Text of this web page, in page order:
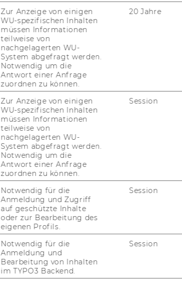
Zur Anzeige von einigen
WU-spezifischen Inhalten
müssen Informationen
teilweise von
nachgelagerten WU-
System abgefragt werden.
Notwendig um die
Antwort einer Anfrage
zuordnen zu können.
20 Jahre
Zur Anzeige von einigen
WU-spezifischen Inhalten
müssen Informationen
teilweise von
nachgelagerten WU-
System abgefragt werden.
Notwendig um die
Antwort einer Anfrage
zuordnen zu können.
Session
Notwendig für die
Anmeldung und Zugriff
auf geschützte Inhalte
oder zur Bearbeitung des
eigenen Profils.
Session
Notwendig für die
Anmeldung und
Bearbeitung von Inhalten
im TYPO3 Backend.
Session